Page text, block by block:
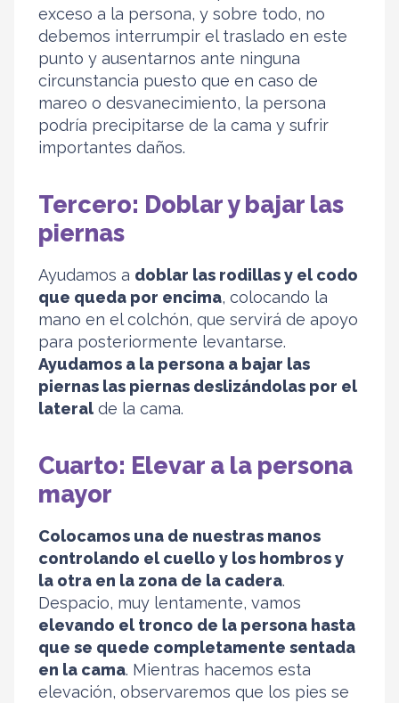
exceso a la persona, y sobre todo, no
debemos interrumpir el traslado en este
punto y ausentarnos ante ninguna
circunstancia puesto que en caso de
mareo o desvanecimiento, la persona
podría precipitarse de la cama y sufrir
importantes daños.
Tercero: Doblar y bajar las
piernas
Ayudamos a doblar las rodillas y el codo
que queda por encima, colocando la
mano en el colchón, que servirá de apoyo
para posteriormente levantarse.
Ayudamos a la persona a bajar las
piernas las piernas deslizándolas por el
lateral de la cama.
Cuarto: Elevar a la persona
mayor
Colocamos una de nuestras manos
controlando el cuello y los hombros y
la otra en la zona de la cadera.
Despacio, muy lentamente, vamos
elevando el tronco de la persona hasta
que se quede completamente sentada
en la cama. Mientras hacemos esta
elevación, observaremos que los pies se